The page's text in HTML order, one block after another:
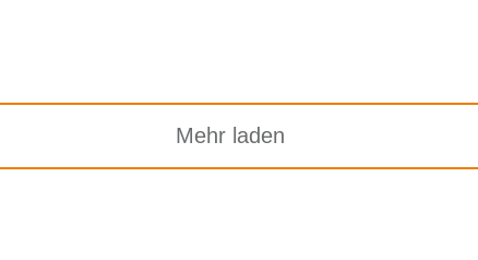
Mehr laden